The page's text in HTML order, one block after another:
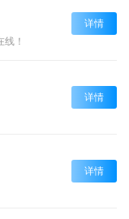
！
详情
详情
详情